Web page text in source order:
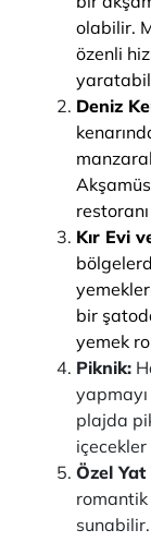
olabilir.
özenli
Deniz
Kır Evi
bir
yemek
Piknik:
plajda
Özel Yat